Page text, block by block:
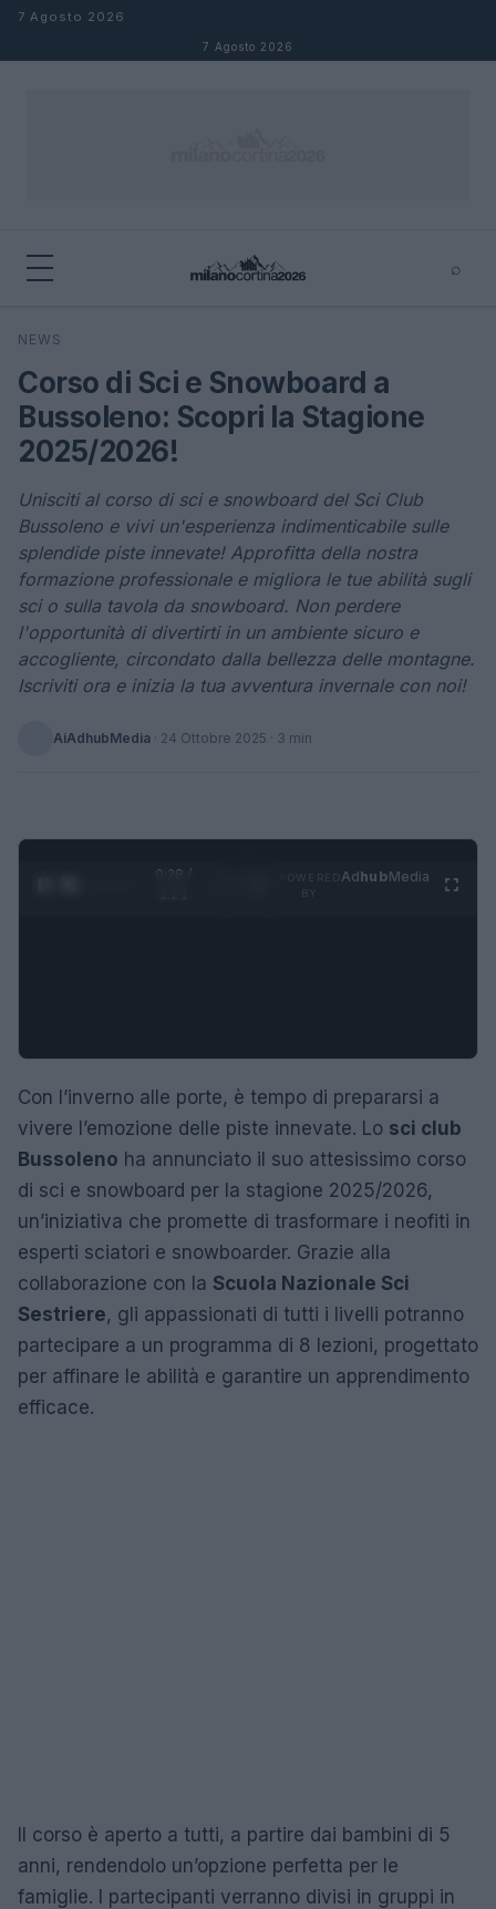
Salta al contenuto
7 Agosto 2026
7 Agosto 2026
⌕
Cerca
NEWS
Corso di Sci e Snowboard a
Bussoleno: Scopri la Stagione
2025/2026!
Unisciti al corso di sci e snowboard del Sci Club
Bussoleno e vivi un'esperienza indimenticabile sulle
splendide piste innevate! Approfitta della nostra
formazione professionale e migliora le tue abilità sugli
sci o sulla tavola da snowboard. Non perdere
l'opportunità di divertirti in un ambiente sicuro e
accogliente, circondato dalla bellezza delle montagne.
Iscriviti ora e inizia la tua avventura invernale con noi!
AiAdhubMedia · 24 Ottobre 2025 · 3 min
0:28 /
AdhubMedia
Con l’inverno alle porte, è tempo di prepararsi a
vivere l’emozione delle piste innevate. Lo sci club
Bussoleno ha annunciato il suo attesissimo corso
di sci e snowboard per la stagione 2025/2026,
un’iniziativa che promette di trasformare i neofiti in
esperti sciatori e snowboarder. Grazie alla
collaborazione con la Scuola Nazionale Sci
Sestriere, gli appassionati di tutti i livelli potranno
partecipare a un programma di 8 lezioni, progettato
per affinare le abilità e garantire un apprendimento
efficace.
Il corso è aperto a tutti, a partire dai bambini di 5
anni, rendendolo un’opzione perfetta per le
famiglie. I partecipanti verranno divisi in gruppi in